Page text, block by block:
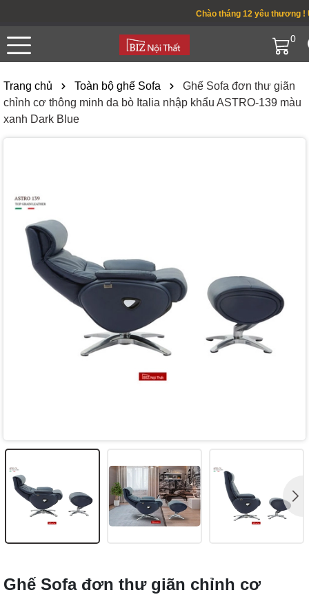
Chào tháng 12 yêu thương !
0
Trang chủ Toàn bộ ghế Sofa
Ghế Sofa đơn thư giãn
chỉnh cơ thông minh da bò Italia nhập khẩu ASTRO-139 màu
xanh Dark Blue
Ghế Sofa đơn thư giãn chỉnh cơ